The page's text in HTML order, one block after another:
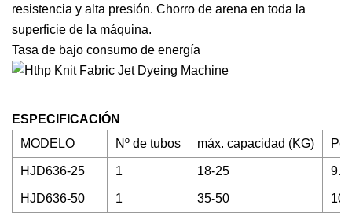
resistencia y alta presión. Chorro de arena en toda la
superficie de la máquina.
Tasa de bajo consumo de energía
ESPECIFICACIÓN
MODELO
Nº de tubos máx. capacidad (KG)
HJD636-25 1 18-25
HJD636-50 1 35-50